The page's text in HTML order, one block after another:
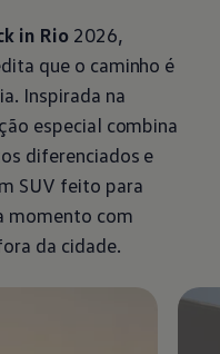
in Rio2026,
que o caminho é
Inspirada na
especial combina
diferenciados e
SUV feito para
momento com
da cidade.